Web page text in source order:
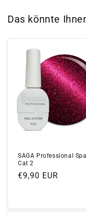
Das könnte
SAGA Professional
Cat 2
Normaler
€9,90 EUR